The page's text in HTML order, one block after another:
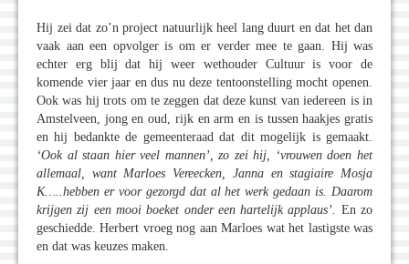
Hij zei dat zo’n project natuurlijk heel lang duurt en dat het dan
vaak aan een opvolger is om er verder mee te gaan. Hij was
echter erg blij dat hij weer wethouder Cultuur is voor de
komende vier jaar en dus nu deze tentoonstelling mocht openen.
Ook was hij trots om te zeggen dat deze kunst van iedereen is in
Amstelveen, jong en oud, rijk en arm en is tussen haakjes gratis
en hij bedankte de gemeenteraad dat dit mogelijk is gemaakt.
‘Ook al staan hier veel mannen’, zo zei hij, ‘vrouwen doen het
allemaal, want Marloes Vereecken, Janna en stagiaire Mosja
K…..hebben er voor gezorgd dat al het werk gedaan is. Daarom
krijgen zij een mooi boeket onder een hartelijk applaus’. En zo
geschiedde. Herbert vroeg nog aan Marloes wat het lastigste was
en dat was keuzes maken.